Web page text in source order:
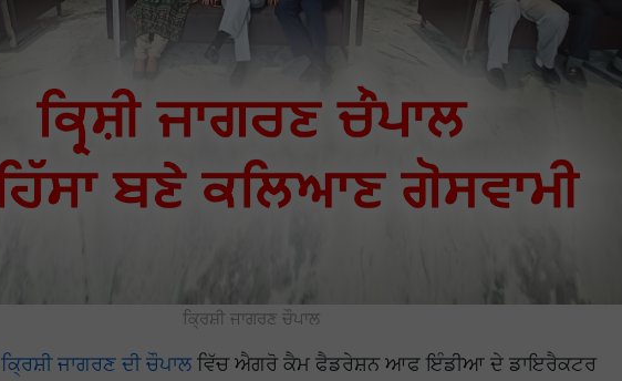
ਕ੍ਰਿਸ਼ੀ ਜਾਗਰਣ ਚੌਪਾਲ
ਕ੍ਰਿਸ਼ੀ ਜਾਗਰਣ ਦੀ ਚੌਪਾਲਵਿੱਚ ਐਗਰੋ ਕੈਮ ਫੈਡਰੇਸ਼ਨ ਆਫ ਇੰਡੀਆ ਦੇ ਡਾਇਰੈਕਟਰ